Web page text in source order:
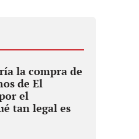
la compra de
de El
el
tan legal es